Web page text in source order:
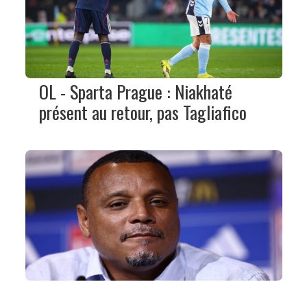
OL - Sparta Prague : Niakhaté
présent au retour, pas Tagliafico